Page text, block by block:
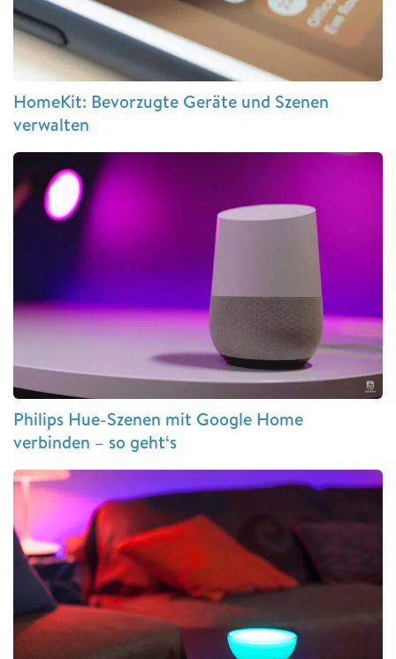
HomeKit: Bevorzugte Geräte und Szenen
verwalten
Philips Hue-Szenen mit Google Home
verbinden – so geht‘s